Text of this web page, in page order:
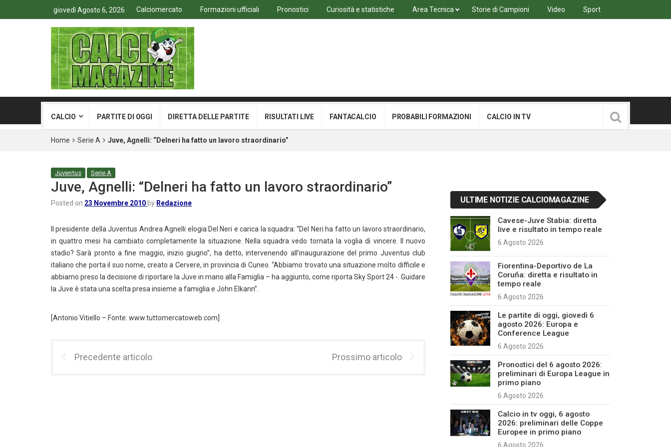
giovedì Agosto 6, 2026 Calciomercato Formazioni ufficiali Pronostici Curiosità e statistiche Area Tecnica Storie di Campioni Video Sport
CALCIO PARTITE DI OGGI DIRETTA DELLE PARTITE RISULTATI LIVE FANTACALCIO PROBABILI FORMAZIONI CALCIO IN TV
Home Serie A Juve, Agnelli: “Delneri ha fatto un lavoro straordinario”
Juventus Serie A
Juve, Agnelli: “Delneri ha fatto un lavoro straordinario”
Posted on 23 Novembre 2010 by Redazione
Il presidente della Juventus Andrea Agnelli elogia Del Neri e carica la squadra: “Del Neri ha fatto un lavoro straordinario,
in quattro mesi ha cambiato completamente la situazione. Nella squadra vedo tornata la voglia di vincere. Il nuovo
stadio? Sarà pronto a fine maggio, inizio giugno”, ha detto, intervenendo all’inaugurazione del primo Juventus club
italiano che porta il suo nome, creato a Cervere, in provincia di Cuneo. “Abbiamo trovato una situazione molto difficile e
abbiamo preso la decisione di riportare la Juve in mano alla Famiglia – ha aggiunto, come riporta Sky Sport 24 -. Guidare
la Juve è stata una scelta presa insieme a famiglia e John Elkann”.
[Antonio Vitiello – Fonte: www.tuttomercatoweb.com]
Precedente articolo Prossimo articolo
ULTIME NOTIZIE CALCIOMAGAZINE
Cavese-Juve Stabia: diretta
live e risultato in tempo reale
6 Agosto 2026
Fiorentina-Deportivo de La
Coruña: diretta e risultato in
tempo reale
6 Agosto 2026
Le partite di oggi, giovedì 6
agosto 2026: Europa e
Conference League
6 Agosto 2026
Pronostici del 6 agosto 2026:
preliminari di Europa League in
primo piano
6 Agosto 2026
Calcio in tv oggi, 6 agosto
2026: preliminari delle Coppe
Europee in primo piano
6 Agosto 2026